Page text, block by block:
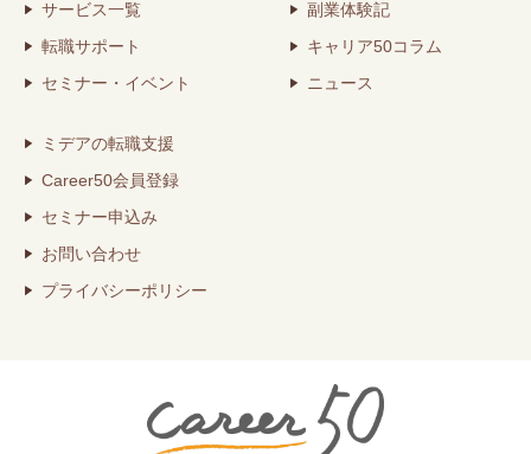
サービス一覧
転職サポート
セミナー・イベント
副業体験記
キャリア50コラム
ニュース
ミデアの転職支援
Career50会員登録
セミナー申込み
お問い合わせ
プライバシーポリシー